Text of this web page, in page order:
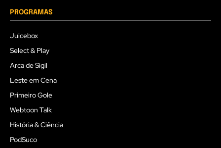
PROGRAMAS
Juicebox
Select & Play
Arca de Sigil
Leste em Cena
Primeiro Gole
Webtoon Talk
História & Ciência
PodSuco